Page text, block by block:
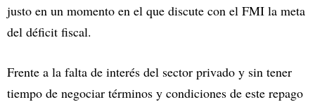
justo en un momento en el que discute con el FMI la meta
del déficit fiscal.
Frente a la falta de interés del sector privado y sin tener
tiempo de negociar términos y condiciones de este repago